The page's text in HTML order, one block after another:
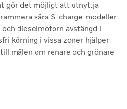
gör det möjligt att utnyttja
våra S-charge-modeller
dieselmotorn avstängd i
körning i vissa zoner hjälper
målen om renare och grönare